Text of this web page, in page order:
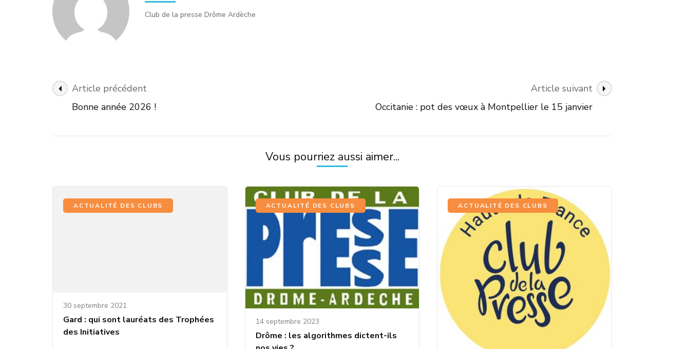
Club de la presse Drôme Ardèche
Navigation
des
Article précédent
Bonne année 2026 !
Article suivant
Occitanie : pot des vœux à Montpellier le 15 janvier
Vous pourriez aussi aimer...
ACTUALITÉ DES CLUBS
30 septembre 2021
Gard : qui sont lauréats des Trophées
des Initiatives
ACTUALITÉ DES CLUBS
14 septembre 2023
Drôme : les algorithmes dictent-ils
ACTUALITÉ DES CLUBS